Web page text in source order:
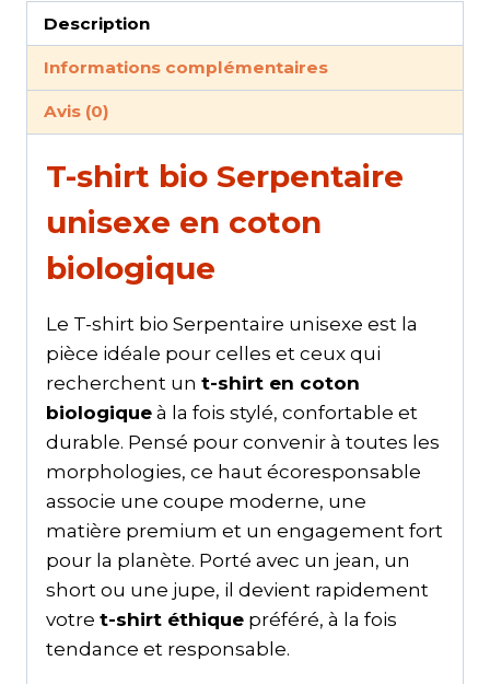
Description
Informations complémentaires
Avis (0)
T-shirt bio Serpentaire
unisexe en coton
biologique
Le T-shirt bio Serpentaire unisexe est la
pièce idéale pour celles et ceux qui
recherchent un t-shirt en coton
biologique à la fois stylé, confortable et
durable. Pensé pour convenir à toutes les
morphologies, ce haut écoresponsable
associe une coupe moderne, une
matière premium et un engagement fort
pour la planète. Porté avec un jean, un
short ou une jupe, il devient rapidement
votre t-shirt éthique préféré, à la fois
tendance et responsable.